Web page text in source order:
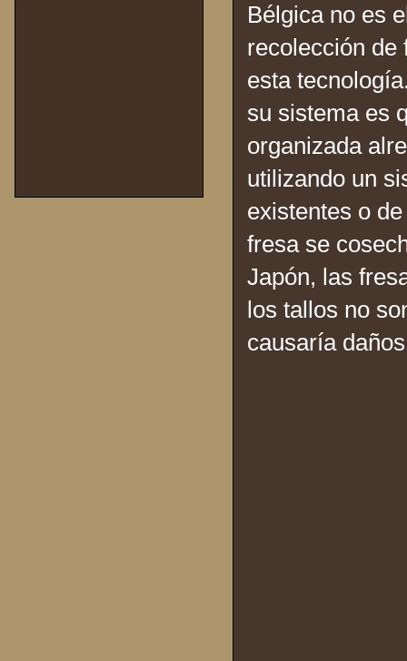
Bélgica no es
recolección de
esta
su sistema es
organizada
utilizando un
existentes o
fresa se
Japón, las
los tallos no
causaría